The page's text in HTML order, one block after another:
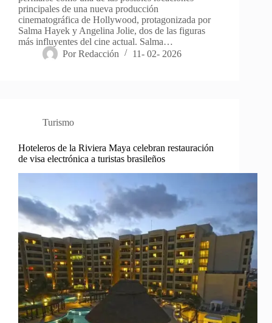
principales de una nueva producción
cinematográfica de Hollywood, protagonizada por
Salma Hayek y Angelina Jolie, dos de las figuras
más influyentes del cine actual. Salma…
Por Redacción 11- 02- 2026
Turismo
Hoteleros de la Riviera Maya celebran restauración
de visa electrónica a turistas brasileños